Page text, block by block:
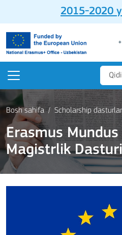
2015-2020
Bosh sahifa Scholarship dasturlar
Erasmus
Magistrlik